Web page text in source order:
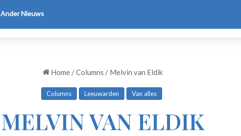
Ander Nieuws
Home /Columns / Melvin van Eldik
Columns Leeuwarden Van alles
MELVIN VAN ELDIK